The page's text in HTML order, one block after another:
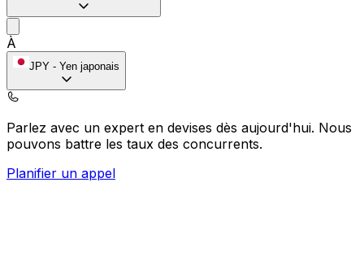
À
JPY - Yen japonais
Parlez avec un expert en devises dès aujourd'hui. Nous
pouvons battre les taux des concurrents.
Planifier un appel